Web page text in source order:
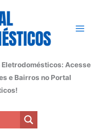
Eletrodomésticos: Acesse
e Bairros no Portal